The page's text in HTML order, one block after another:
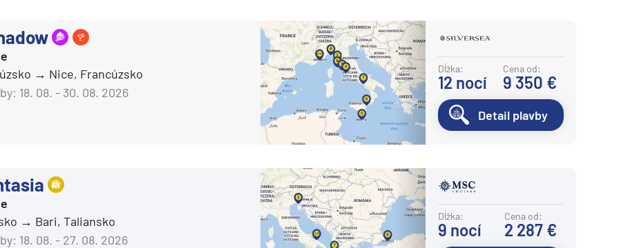
Nice, Francúzsko
18. 08. - 30. 08. 2026
Dĺžka:
12 nocí
Cena od:
9 350 €
Detail plavby
Bari, Taliansko
18. 08. - 27. 08. 2026
Dĺžka:
9 nocí
Cena od:
2 287 €